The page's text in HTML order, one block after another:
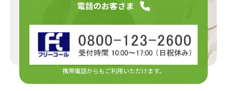
2025.10.10
STB経由の不正アクセスに関する一部報道について
2025.10.01
【重要】ケーブルプラス電話 料金の改定・サービス
内容について
2025.09.25
「BS10スターチャンネル」名称変更・リニューアル
電話のお客さま
携帯電話からもご利用いただけます。